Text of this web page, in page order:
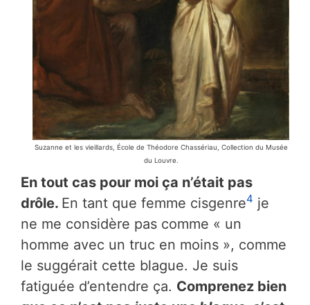
Suzanne et les vieillards, École de Théodore Chassériau, Collection du Musée
du Louvre.
En tout cas pour moi ça n’était pas
drôle. En tant que femme cisgenre4 je
ne me considère pas comme « un
homme avec un truc en moins », comme
le suggérait cette blague. Je suis
fatiguée d’entendre ça. Comprenez bien